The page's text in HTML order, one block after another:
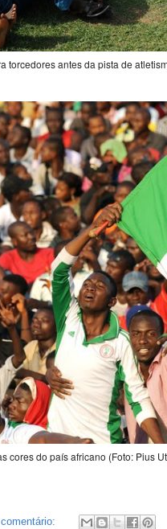
torcedores antes da pista de
cores do país africano (Foto: Pius